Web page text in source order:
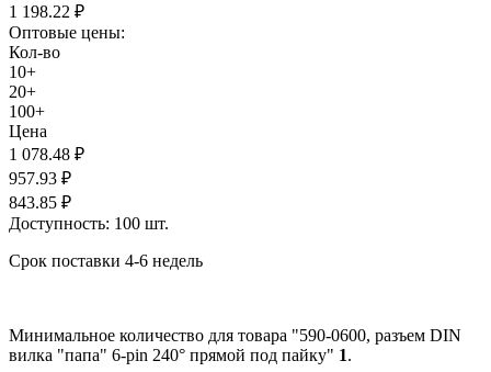
1 198.22 ₽
Оптовые цены:
Кол-во
10+
20+
100+
Цена
1 078.48 ₽
957.93 ₽
843.85 ₽
Доступность: 100 шт.
Срок поставки 4-6 недель
Минимальное количество для товара "590-0600, разъем DIN
вилка "папа" 6-pin 240° прямой под пайку" 1.